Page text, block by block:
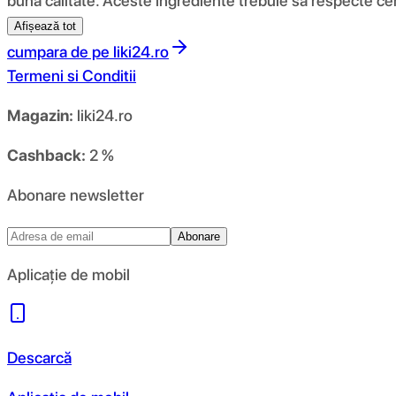
Afișează tot
cumpara de pe liki24.ro
Termeni si Conditii
Magazin: liki24.ro
Cashback: 2 %
Abonare newsletter
Abonare
Aplicație de mobil
Descarcă